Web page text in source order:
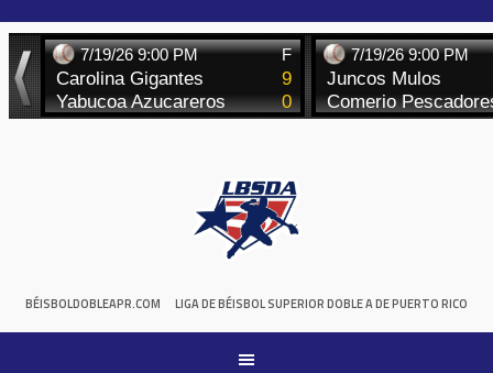
to
content
BÉISBOLDOBLEAPR.COM LIGA DE BÉISBOL SUPERIOR DOBLE A DE PUERTO RICO